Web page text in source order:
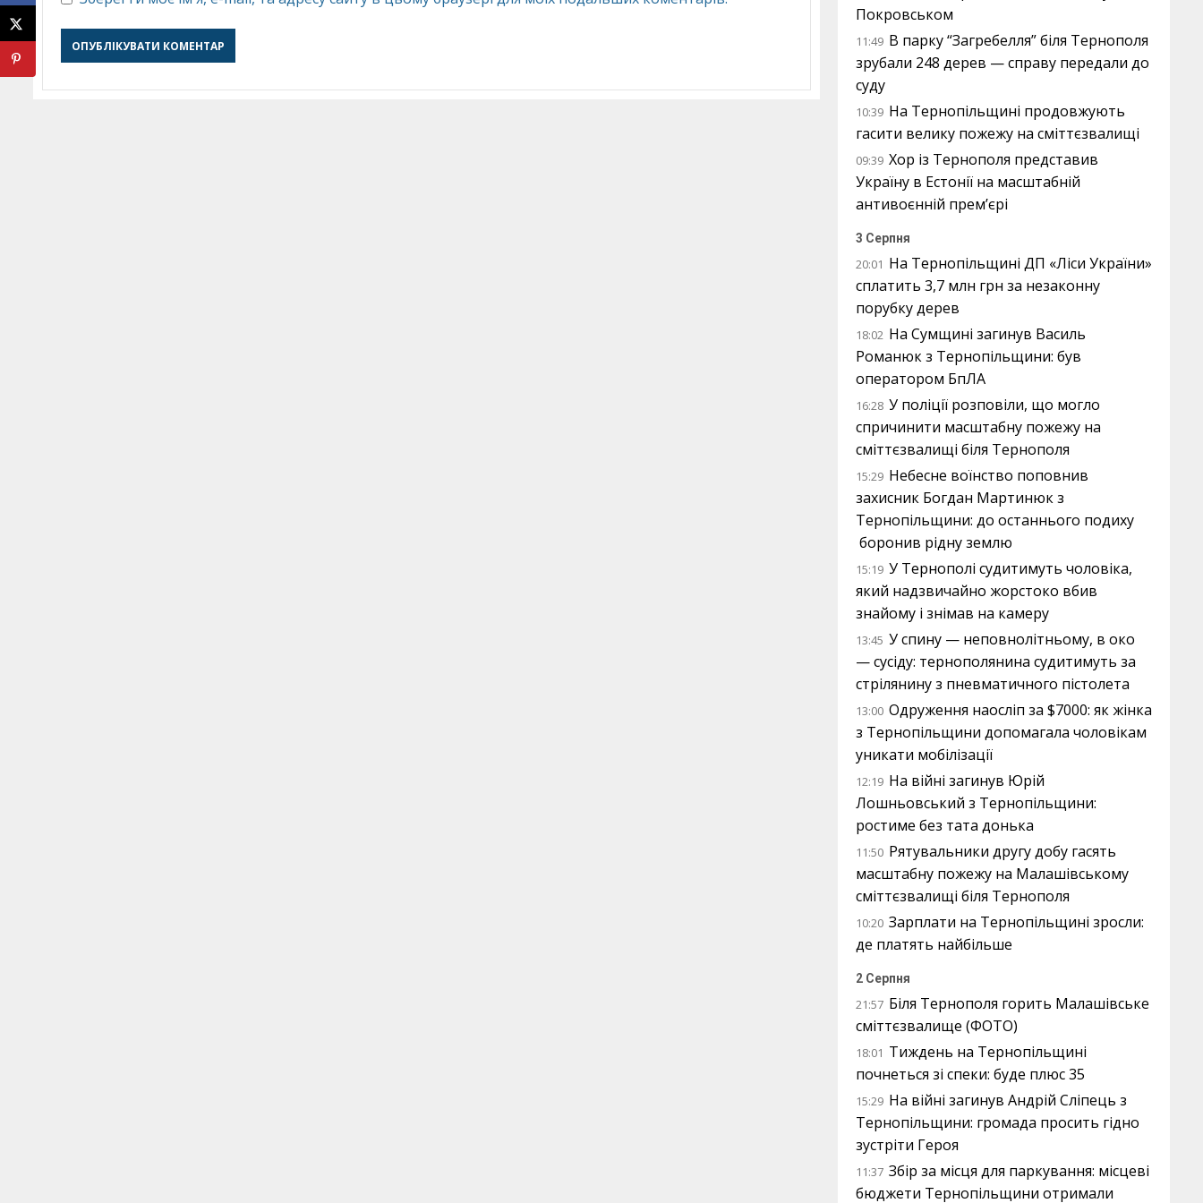
Покровськом
11:49 В парку “Загребелля” біля Тернополя
зрубали 248 дерев — справу передали до
суду
10:39 На Тернопільщині продовжують
гасити велику пожежу на сміттєзвалищі
09:39 Хор із Тернополя представив
Україну в Естонії на масштабній
антивоєнній прем’єрі
3 Серпня
20:01 На Тернопільщині ДП «Ліси України»
сплатить 3,7 млн грн за незаконну
порубку дерев
18:02 На Сумщині загинув Василь
Романюк з Тернопільщини: був
оператором БпЛА
16:28 У поліції розповіли, що могло
спричинити масштабну пожежу на
сміттєзвалищі біля Тернополя
15:29 Небесне воїнство поповнив
захисник Богдан Мартинюк з
Тернопільщини: до останнього подиху
боронив рідну землю
15:19 У Тернополі судитимуть чоловіка,
який надзвичайно жорстоко вбив
знайому і знімав на камеру
13:45 У спину — неповнолітньому, в око
— сусіду: тернополянина судитимуть за
стрілянину з пневматичного пістолета
13:00 Одруження наосліп за $7000: як жінка
з Тернопільщини допомагала чоловікам
уникати мобілізації
12:19 На війні загинув Юрій
Лошньовський з Тернопільщини:
ростиме без тата донька
11:50 Рятувальники другу добу гасять
масштабну пожежу на Малашівському
сміттєзвалищі біля Тернополя
10:20 Зарплати на Тернопільщині зросли:
де платять найбільше
2 Серпня
21:57 Біля Тернополя горить Малашівське
сміттєзвалище (ФОТО)
18:01 Тиждень на Тернопільщині
почнеться зі спеки: буде плюс 35
15:29 На війні загинув Андрій Сліпець з
Тернопільщини: громада просить гідно
зустріти Героя
11:37 Збір за місця для паркування: місцеві
бюджети Тернопільщини отримали